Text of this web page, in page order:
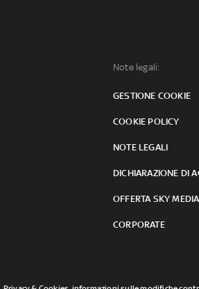
Note legali:
GESTIONE COOKIE
COOKIE POLICY
NOTE LEGALI
DICHIARAZIONE DI
OFFERTA SKY MEDIA
CORPORATE